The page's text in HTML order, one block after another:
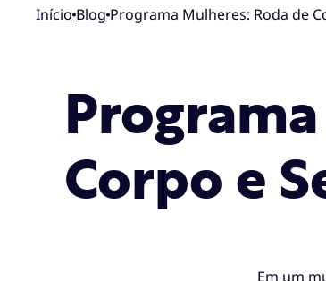
Início blog Programa Mulheres: Roda de
Corpo e
Em um